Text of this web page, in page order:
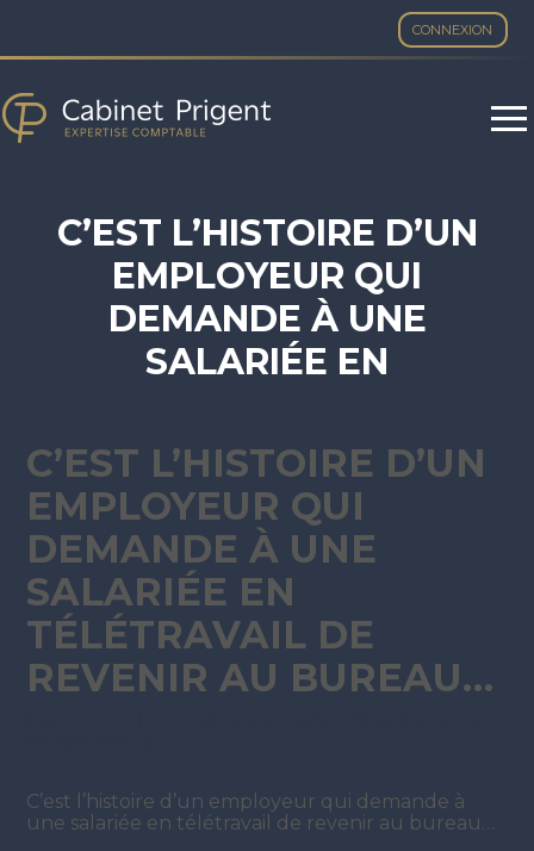
CONNEXION
Aller
au
C’EST L’HISTOIRE D’UN
EMPLOYEUR QUI
DEMANDE À UNE
SALARIÉE EN
REVENIR AU BUREAU…
C’EST L’HISTOIRE D’UN
EMPLOYEUR QUI
DEMANDE À UNE
SALARIÉE EN
TÉLÉTRAVAIL DE
REVENIR AU BUREAU…
C’est l’histoire d’un employeur qui demande à
une salariée en télétravail de revenir au bureau…